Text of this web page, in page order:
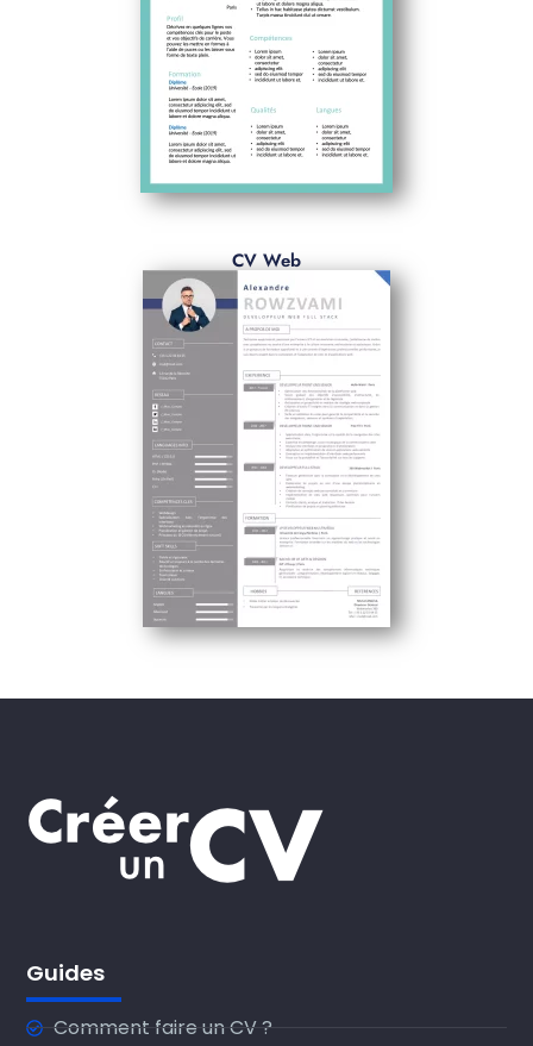
CV Web
Guides
Comment faire un CV ?